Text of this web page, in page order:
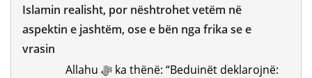
Islamin realisht, por nështrohet vetëm në
aspektin e jashtëm, ose e bën nga frika se e
vrasin
Allahu ﷻ ka thënë: “Beduinët deklarojnë: